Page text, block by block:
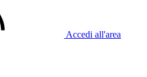
Accedi all'area